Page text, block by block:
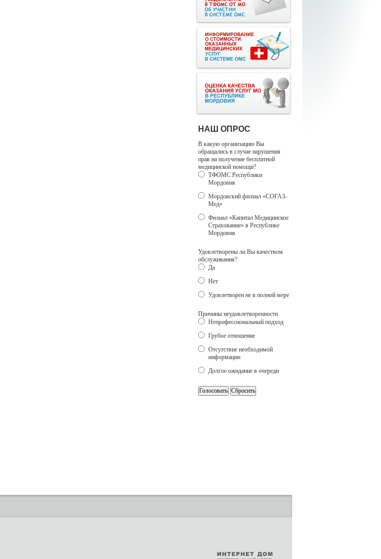
НАШ ОПРОС
В какую организацию Вы
обращались в случае нарушения
прав на получение бесплатной
медицинской помощи?
ТФОМС Республики
Мордовия
Мордовский филиал «СОГАЗ-
Мед»
Филиал «Капитал Медицинское
Страхование» в Республике
Мордовия
Удовлетворены ли Вы качеством
обслуживания?
Да
Нет
Удовлетворен не в полной мере
Причины неудовлетворенности
Непрофессиональный подход
Грубое отношение
Отсутствие необходимой
информации
Долгое ожидание в очереди